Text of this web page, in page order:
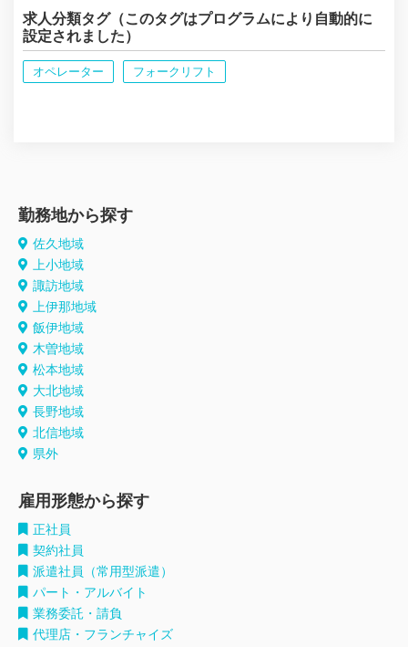
求人分類タグ（このタグはプログラムにより自動的に
設定されました）
オペレーター フォークリフト
勤務地から探す
佐久地域
上小地域
諏訪地域
上伊那地域
飯伊地域
木曽地域
松本地域
大北地域
長野地域
北信地域
県外
雇用形態から探す
正社員
契約社員
派遣社員（常用型派遣）
パート・アルバイト
業務委託・請負
代理店・フランチャイズ